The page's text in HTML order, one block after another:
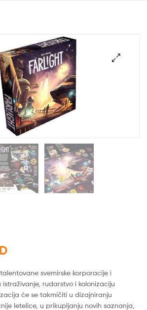
svemirske korporacije i
rudarstvo i kolonizaciju
će se takmičiti u dizajniranju
letelice, u prikupljanju novih saznanja,